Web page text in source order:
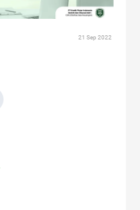
21 Sep 2022